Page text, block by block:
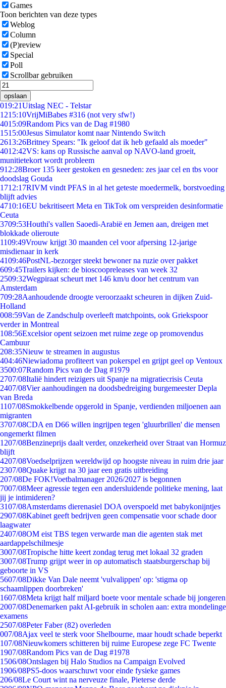
Games
Toon berichten van deze types
Weblog
Column
(P)review
Special
Poll
Scrollbar gebruiken
opslaan
019:21Uitslag NEC - Telstar
1215:10VrijMiBabes #316 (not very sfw!)
4015:09Random Pics van de Dag #1980
1515:00Jesus Simulator komt naar Nintendo Switch
2613:26Britney Spears: "Ik geloof dat ik heb gefaald als moeder"
4012:42VS: kans op Russische aanval op NAVO-land groeit,
munitietekort wordt probleem
912:28Broer 135 keer gestoken en gesneden: zes jaar cel en tbs voor
doodslag Gouda
1712:17RIVM vindt PFAS in al het geteste moedermelk, borstvoeding
blijft advies
4710:16EU bekritiseert Meta en TikTok om verspreiden desinformatie
Ceuta
3709:53Houthi's vallen Saoedi-Arabië en Jemen aan, dreigen met
blokkade olieroute
1109:49Vrouw krijgt 30 maanden cel voor afpersing 12-jarige
misdienaar in kerk
4109:46PostNL-bezorger steekt bewoner na ruzie over pakket
609:45Trailers kijken: de bioscoopreleases van week 32
2509:32Wegpiraat scheurt met 146 km/u door het centrum van
Amsterdam
709:28Aanhoudende droogte veroorzaakt scheuren in dijken Zuid-
Holland
008:59Van de Zandschulp overleeft matchpoints, ook Griekspoor
verder in Montreal
108:56Excelsior opent seizoen met ruime zege op promovendus
Cambuur
208:35Nieuw te streamen in augustus
404:46Niewiadoma profiteert van pokerspel en grijpt geel op Ventoux
3500:07Random Pics van de Dag #1979
2707/08Italië hindert reizigers uit Spanje na migratiecrisis Ceuta
2407/08Vier aanhoudingen na doodsbedreiging burgemeester Depla
van Breda
1107/08Smokkelbende opgerold in Spanje, verdienden miljoenen aan
migranten
3707/08CDA en D66 willen ingrijpen tegen 'gluurbrillen' die mensen
ongemerkt filmen
1207/08Benzineprijs daalt verder, onzekerheid over Straat van Hormuz
blijft
4207/08Voedselprijzen wereldwijd op hoogste niveau in ruim drie jaar
2307/08Quake krijgt na 30 jaar een gratis uitbreiding
207/08De FOK!Voetbalmanager 2026/2027 is begonnen
7007/08Meer agressie tegen een andersluidende politieke mening, laat
jij je intimideren?
3107/08Amsterdams dierenasiel DOA overspoeld met babykonijntjes
2907/08Kabinet geeft bedrijven geen compensatie voor schade door
laagwater
2407/08OM eist TBS tegen verwarde man die agenten stak met
aardappelschilmesje
3007/08Tropische hitte keert zondag terug met lokaal 32 graden
3007/08Trump grijpt weer in op automatisch staatsburgerschap bij
geboorte in VS
5607/08Dikke Van Dale neemt 'vulvalippen' op: 'stigma op
schaamlippen doorbreken'
1607/08Meta krijgt half miljard boete voor mentale schade bij jongeren
2007/08Denemarken pakt AI-gebruik in scholen aan: extra mondelinge
examens
2507/08Peter Faber (82) overleden
007/08Ajax veel te sterk voor Shelbourne, maar houdt schade beperkt
107/08Nieuwkomers schitteren bij ruime Europese zege FC Twente
1907/08Random Pics van de Dag #1978
1506/08Ontslagen bij Halo Studios na Campaign Evolved
1906/08PS5-doos waarschuwt voor einde fysieke games
206/08Le Court wint na nerveuze finale, Pieterse derde